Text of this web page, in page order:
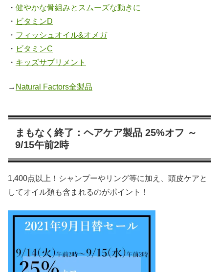
・ 健やかな骨組みとスムーズな動きに
・ ビタミンD
・ フィッシュオイル&オメガ
・ ビタミンC
・ キッズサプリメント
→ Natural Factors全製品
まもなく終了：ヘアケア製品 25%オフ ～
9/15午前2時
1,400点以上！シャンプーやリング等に加え、頭皮ケアと
してオイル類も含まれるのがポイント！